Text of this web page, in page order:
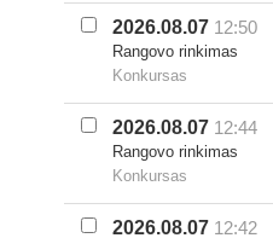
2026.08.07 12:50
Rangovo rinkimas
Konkursas
2026.08.07 12:44
Rangovo rinkimas
Konkursas
2026.08.07 12:42